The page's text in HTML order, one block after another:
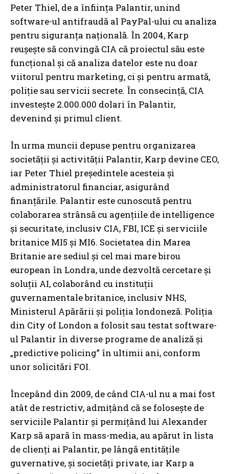
Peter Thiel, de a înființa Palantir, unind
software-ul antifraudă al PayPal-ului cu analiza
pentru siguranța națională. În 2004, Karp
reușește să convingă CIA că proiectul său este
funcțional și că analiza datelor este nu doar
viitorul pentru marketing, ci și pentru armată,
poliție sau servicii secrete. În consecință, CIA
investește 2.000.000 dolari în Palantir,
devenind și primul client.
În urma muncii depuse pentru organizarea
societății și activității Palantir, Karp devine CEO,
iar Peter Thiel președintele acesteia și
administratorul financiar, asigurând
finanțările. Palantir este cunoscută pentru
colaborarea strânsă cu agențiile de intelligence
și securitate, inclusiv CIA, FBI, ICE și serviciile
britanice MI5 și MI6. Societatea din Marea
Britanie are sediul și cel mai mare birou
european în Londra, unde dezvoltă cercetare și
soluții AI, colaborând cu instituții
guvernamentale britanice, inclusiv NHS,
Ministerul Apărării și poliția londoneză. Poliția
din City of London a folosit sau testat software-
ul Palantir în diverse programe de analiză și
„predictive policing” în ultimii ani, conform
unor solicitări FOI.
Începând din 2009, de când CIA-ul nu a mai fost
atât de restrictiv, admițând că se folosește de
serviciile Palantir și permițând lui Alexander
Karp să apară în mass-media, au apărut în lista
de clienți ai Palantir, pe lângă entitățile
guvernative, și societăți private, iar Karp a